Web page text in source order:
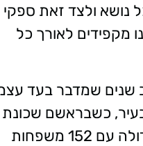
נושא ולצד זאת ספקי
מקפידים לאורך כל
שנים שמדבר בעד
כשבראשם שכונת
פרס נובל היוקרתית בראשון לציון, שם זכתה החברה להצלחה גדולה עם 152 משפחות